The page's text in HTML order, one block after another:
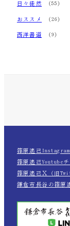
日々徒然 (55)
おススメ (26)
西洋書道 (9)
篠原遙己
篠原遙己Youtube
篠原遙己Ｘ（旧
鎌倉市長谷の篠原